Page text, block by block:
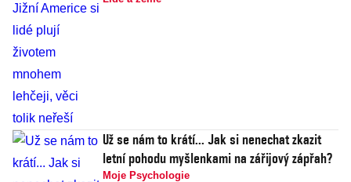
Už se nám to krátí... Jak si nenechat zkazit
letní pohodu myšlenkami na zářijový zápřah?
Moje Psychologie